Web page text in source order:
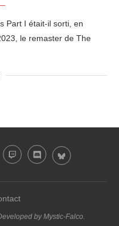
Part I était-il sorti, en
le remaster de The
by Mystic-Falco.